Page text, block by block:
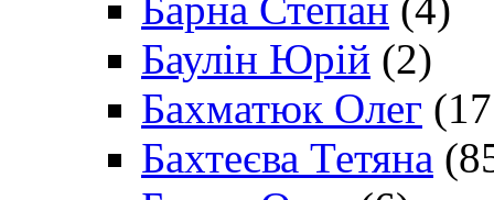
Баулін Юрій (2)
Бахматюк Олег
Бахтеєва Тетяна